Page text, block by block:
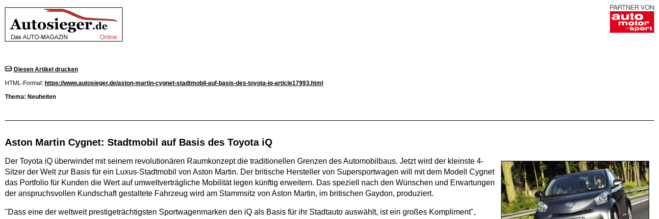
Diesen Artikel drucken
HTML-Format: https://www.autosieger.de/aston-martin-cygnet-stadtmobil-auf-basis-des-toyota-iq-article17993.html
Thema: Neuheiten
Aston Martin Cygnet: Stadtmobil auf Basis des Toyota iQ
Der Toyota iQ überwindet mit seinem revolutionären Raumkonzept die traditionellen Grenzen des Automobilbaus. Jetzt wird der kleinste 4-
Sitzer der Welt zur Basis für ein Luxus-Stadtmobil von Aston Martin. Der britische Hersteller von Supersportwagen will mit dem Modell Cygnet
das Portfolio für Kunden die Wert auf umweltverträgliche Mobilität legen künftig erweitern. Das speziell nach den Wünschen und Erwartungen
der anspruchsvollen Kundschaft gestaltete Fahrzeug wird am Stammsitz von Aston Martin, im britischen Gaydon, produziert.
"Dass eine der weltweit prestigeträchtigsten Sportwagenmarken den iQ als Basis für ihr Stadtauto auswählt, ist ein großes Kompliment",